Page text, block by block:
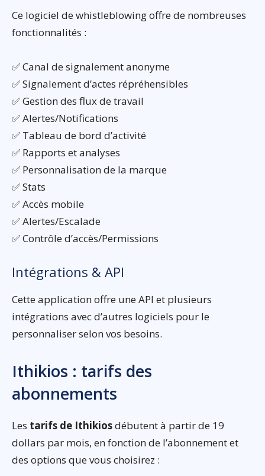
Ce logiciel de whistleblowing offre de nombreuses
fonctionnalités :
✅ Canal de signalement anonyme
✅ Signalement d’actes répréhensibles
✅ Gestion des flux de travail
✅ Alertes/Notifications
✅ Tableau de bord d’activité
✅ Rapports et analyses
✅ Personnalisation de la marque
✅ Stats
✅ Accès mobile
✅ Alertes/Escalade
✅ Contrôle d’accès/Permissions
Intégrations & API
Cette application offre une API et plusieurs
intégrations avec d’autres logiciels pour le
personnaliser selon vos besoins.
Ithikios : tarifs des
abonnements
Les tarifs de Ithikiosdébutent à partir de 19
dollars par mois, en fonction de l’abonnement et
des options que vous choisirez :